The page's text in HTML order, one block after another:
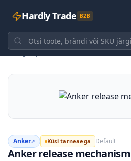
Hardly Trade B2B
Tagasi poodi
Anker↗ Küsi tarneaega Default
Anker release mechanism